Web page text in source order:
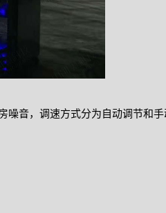
音，调速方式分为自动调节和手